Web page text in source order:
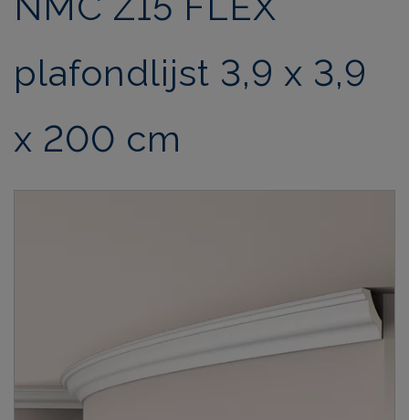
plafondlijst 3,9 x 3,9
x 200 cm